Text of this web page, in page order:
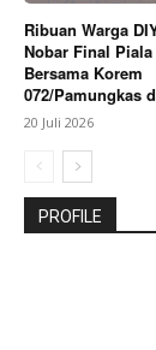
Ribuan Warga
Nobar Final Piala
Bersama Korem
072/Pamungkas
20 Juli 2026
PROFILE